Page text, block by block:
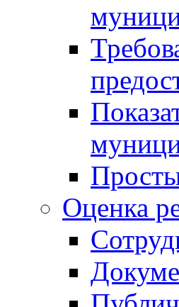
Оценка